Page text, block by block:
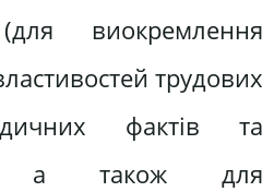
виокремлення
трудових
фактів та
а також для